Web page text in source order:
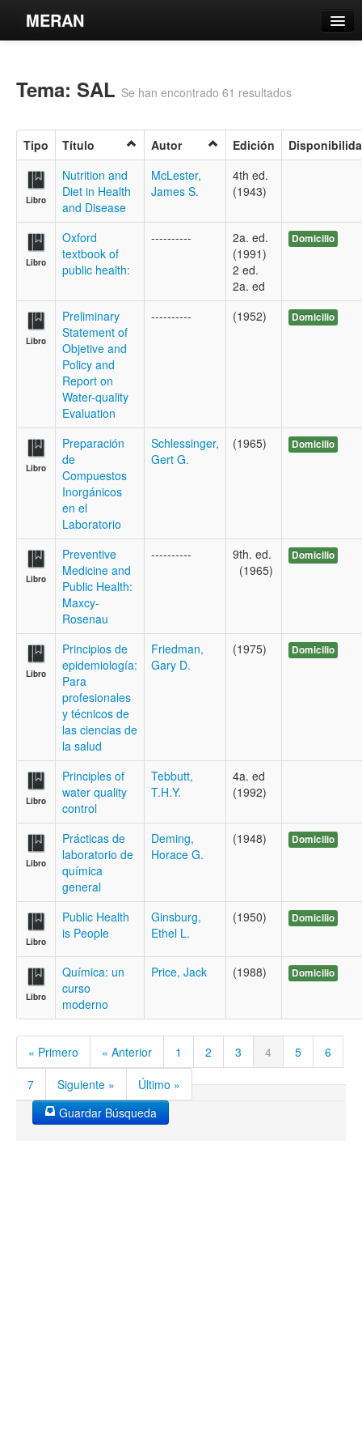
MERAN
Búsqueda Avanzada
Contacto
Iniciar sesión
Tema: SAL Se han encontrado 61 resultados
Tipo Título Autor Edición
Libro
Nutrition and
Diet in Health
and Disease
McLester,
James S.
4th ed.
(1943)
Libro
Oxford
textbook of
public health:
----------
2a. ed.
(1991)
2 ed.
2a. ed
Domicilio
Libro
Preliminary
Statement of
Objetive and
Policy and
Report on
Water-quality
Evaluation
---------- (1952) Domicilio
Libro
Preparación
de
Compuestos
Inorgánicos
en el
Laboratorio
Schlessinger,
Gert G.
(1965) Domicilio
Libro
Preventive
Medicine and
Public Health:
Maxcy-
Rosenau
----------
9th. ed.
(1965)
Domicilio
Libro
Principios de
epidemiología:
Para
profesionales
y técnicos de
las ciencias de
la salud
Friedman,
Gary D.
(1975) Domicilio
Libro
Principles of
water quality
control
Tebbutt,
T.H.Y.
4a. ed
(1992)
Libro
Prácticas de
laboratorio de
química
general
Deming,
Horace G.
(1948) Domicilio
Libro
Public Health
is People
Ginsburg,
Ethel L.
(1950) Domicilio
Libro
Química: un
curso
moderno
Price, Jack (1988) Domicilio
« Primero « Anterior 1 2 3 4 5
6
7
Siguiente »
Último »
Guardar Búsqueda